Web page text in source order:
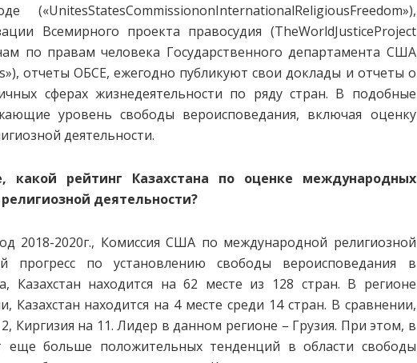
(«UnitesStatesCommissiononInternationalReligiousFreedom»),
Всемирного проекта правосудия (TheWorldJusticeProject
по правам человека Государственного департамента США
отчеты ОБСЕ, ежегодно публикуют свои доклады и отчеты о
сферах жизнедеятельности по ряду стран. В подобные
уровень свободы вероисповедания, включая оценку
деятельности.
какой рейтинг Казахстана по оценке международных
деятельности?
2018-2020г., Комиссия США по международной религиозной
прогресс по установлению свободы вероисповедания в
Казахстан находится на 62 месте из 128 стран. В регионе
находится на 4 месте среди 14 стран. В сравнении,
Киргизия на 11. Лидер в данном регионе – Грузия. При этом, в
еще больше положительных тенденций в области свободы